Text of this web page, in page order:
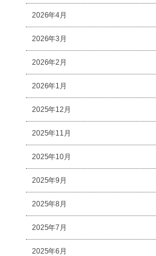
2026年4月
2026年3月
2026年2月
2026年1月
2025年12月
2025年11月
2025年10月
2025年9月
2025年8月
2025年7月
2025年6月